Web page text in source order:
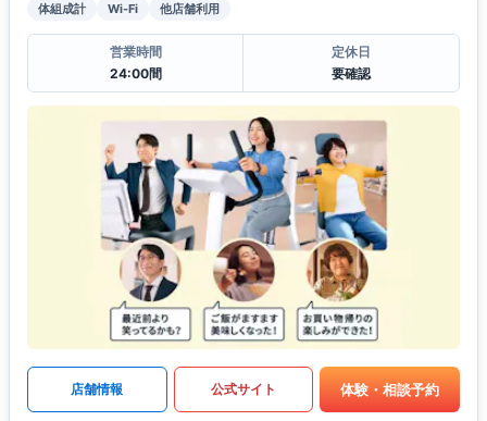
体組成計 Wi-Fi 他店舗利用
営業時間
24:00間
定休日
要確認
店舗情報 公式サイト 体験・相談予約